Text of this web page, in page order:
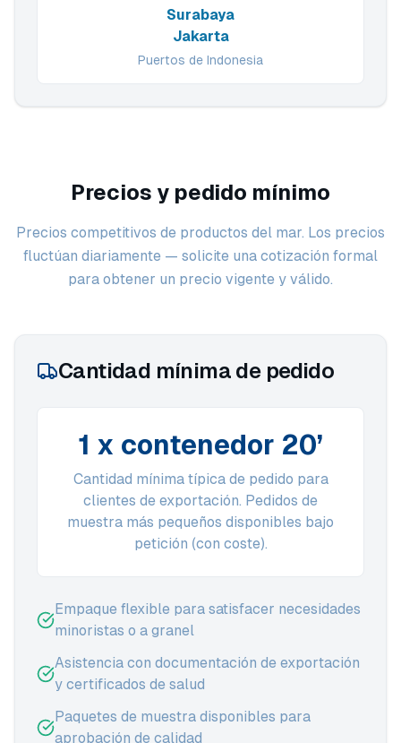
Surabaya
Jakarta
Puertos de Indonesia
Precios y pedido mínimo
Precios competitivos de productos del mar. Los precios
fluctúan diariamente — solicite una cotización formal
para obtener un precio vigente y válido.
Cantidad mínima de pedido
1 x contenedor 20’
Cantidad mínima típica de pedido para
clientes de exportación. Pedidos de
muestra más pequeños disponibles bajo
petición (con coste).
Empaque flexible para satisfacer necesidades
minoristas o a granel
Asistencia con documentación de exportación
y certificados de salud
Paquetes de muestra disponibles para
aprobación de calidad